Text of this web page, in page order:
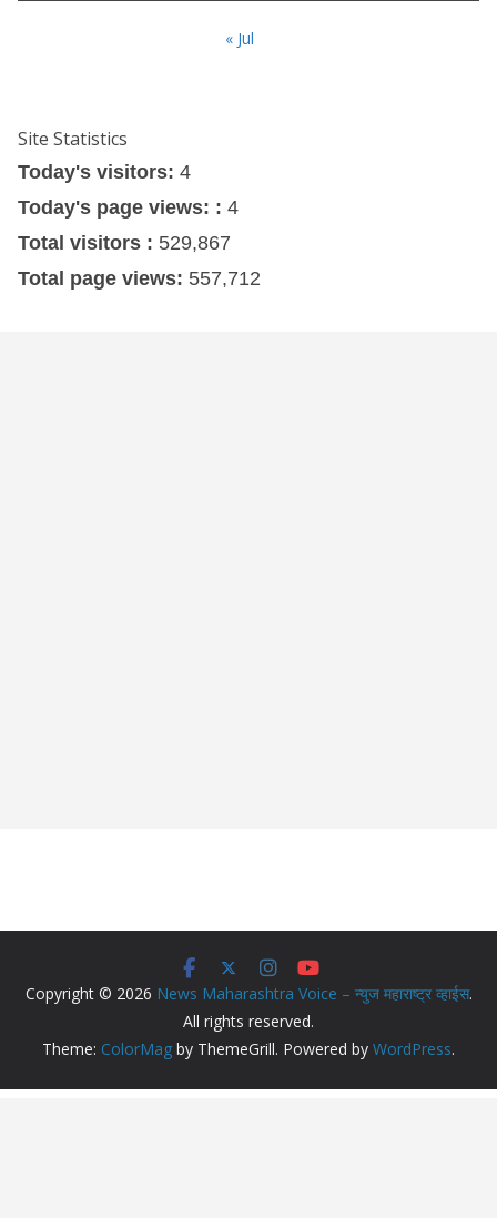
« Jul
Site Statistics
Today's visitors: 4
Today's page views: : 4
Total visitors : 529,867
Total page views: 557,712
Copyright © 2026 News Maharashtra Voice – न्युज महाराष्ट्र व्हाईस.
All rights reserved.
Theme: ColorMag by ThemeGrill. Powered by WordPress.